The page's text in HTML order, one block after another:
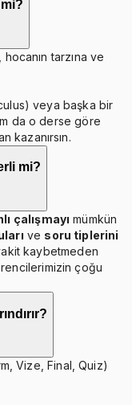
tarzına ve
veya başka bir
da o derse göre
kazanırsın.
mi?
çalışmayı mümkün
ve soru tiplerini
kaybetmeden
çoğu
Vize, Final, Quiz)